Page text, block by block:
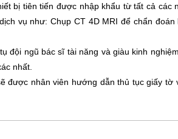
bị tiên tiến được nhập khẩu từ tất cả các
vụ như: Chụp CT 4D MRI để chẩn đoán
đội ngũ bác sĩ tài năng và giàu kinh
nhất.
được nhân viên hướng dẫn thủ tục giấy tờ